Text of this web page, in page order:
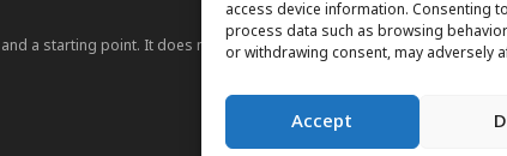
access device information. Consenting
process data such as browsing
or withdrawing consent, may adversely
Accept
and a starting point. It does not constitute legal or professional advice.